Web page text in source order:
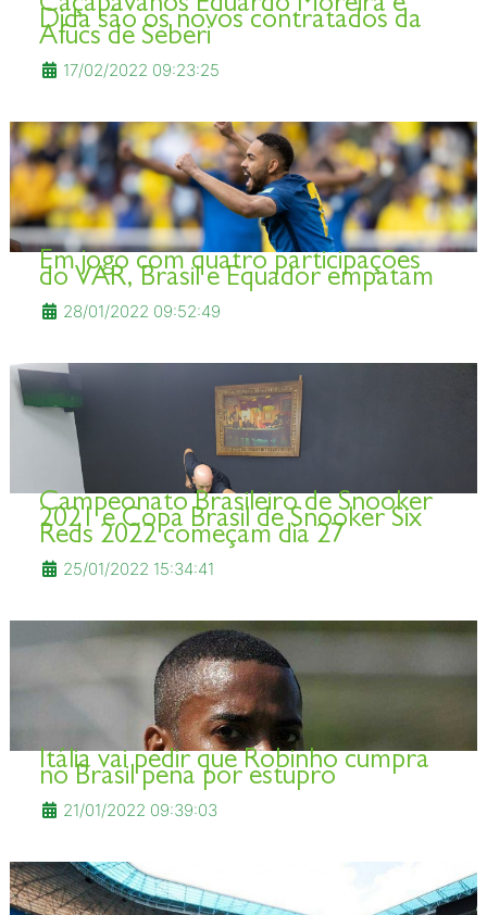
Dida são os novos contratados da
Afucs de Seberi
17/02/2022 09:23:25
Em jogo com quatro participações
do VAR, Brasil e Equador empatam
28/01/2022 09:52:49
Campeonato Brasileiro de Snooker
2021 e Copa Brasil de Snooker Six
Reds 2022 começam dia 27
25/01/2022 15:34:41
Itália vai pedir que Robinho cumpra
no Brasil pena por estupro
21/01/2022 09:39:03